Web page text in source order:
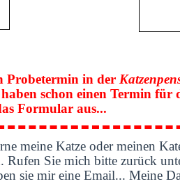
Probetermin in der
schon einen Termin für
Formular aus...
meine Katze oder meinen
Sie mich bitte zurück
sie mir eine Email... Meine